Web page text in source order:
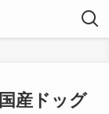
産ドッグ